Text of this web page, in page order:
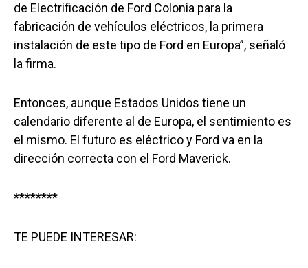
de Electrificación de Ford Colonia para la
fabricación de vehículos eléctricos, la primera
instalación de este tipo de Ford en Europa”, señaló
la firma.
Entonces, aunque Estados Unidos tiene un
calendario diferente al de Europa, el sentimiento es
el mismo. El futuro es eléctrico y Ford va en la
dirección correcta con el Ford Maverick.
********
TE PUEDE INTERESAR: